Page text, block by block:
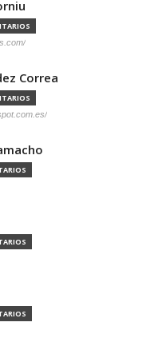
Correa